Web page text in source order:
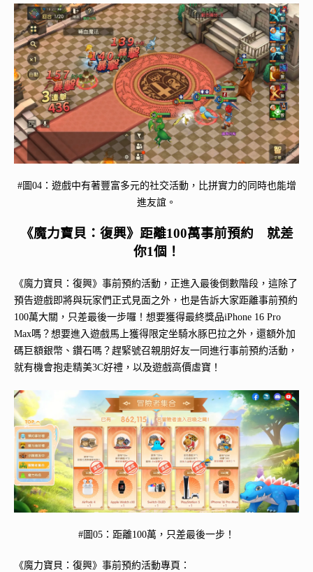
#圖04：遊戲中有著豐富多元的社交活動，比拼實力的同時也能增
進友誼。
《魔力寶貝：復興》距離100萬事前預約 就差
你1個！
《魔力寶貝：復興》事前預約活動，正進入最後倒數階段，這除了
預告遊戲即將與玩家們正式見面之外，也是告訴大家距離事前預約
100萬大關，只差最後一步囉！想要獲得最終獎品iPhone 16 Pro
Max嗎？想要進入遊戲馬上獲得限定坐騎水豚巴拉之外，還額外加
碼巨額銀幣、鑽石嗎？趕緊號召親朋好友一同進行事前預約活動，
就有機會抱走精美3C好禮，以及遊戲高價虛寶！
#圖05：距離100萬，只差最後一步！
《魔力寶貝：復興》事前預約活動專頁：